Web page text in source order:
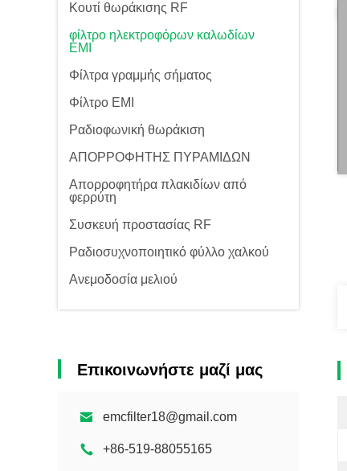
Κουτί θωράκισης RF
φίλτρο ηλεκτροφόρων καλωδίων
EMI
Φίλτρα γραμμής σήματος
Φίλτρο EMI
Ραδιοφωνική θωράκιση
ΑΠΟΡΡΟΦΗΤΗΣ ΠΥΡΑΜΙΔΩΝ
Απορροφητήρα πλακιδίων από
φερρύτη
Συσκευή προστασίας RF
Ραδιοσυχνοποιητικό φύλλο χαλκού
Ανεμοδοσία μελιού
Επικοινωνήστε μαζί μας
emcfilter18@gmail.com
+86-519-88055165